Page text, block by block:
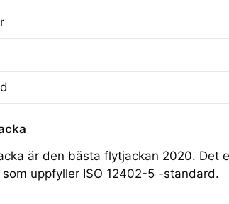
är den bästa flytjackan 2020. Det
uppfyller ISO 12402-5 -standard.